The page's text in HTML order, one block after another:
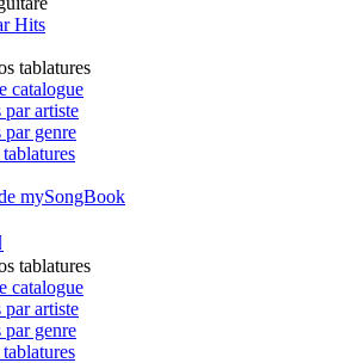
Hits
tablatures
catalogue
par artiste
par genre
mySongBook
tablatures
catalogue
par artiste
par genre